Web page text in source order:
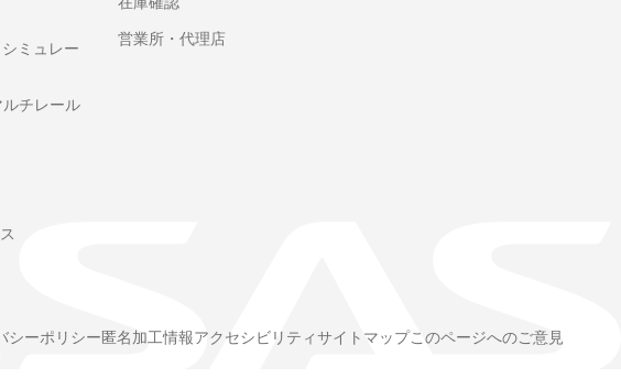
ミュレー
チレール
営業所・代理店
シーポリシー匿名加工情報アクセシビリティサイトマップこのページへのご意見